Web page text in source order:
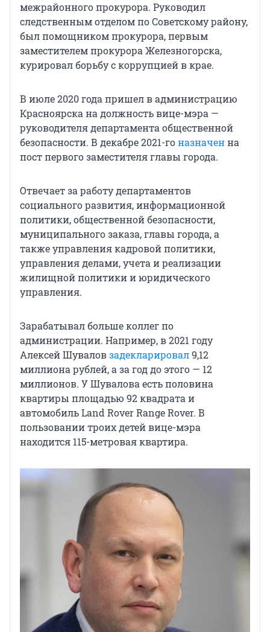
межрайонного прокурора. Руководил
следственным отделом по Советскому району,
был помощником прокурора, первым
заместителем прокурора Железногорска,
курировал борьбу с коррупцией в крае.
В июле 2020 года пришел в администрацию
Красноярска на должность вице-мэра —
руководителя департамента общественной
безопасности. В декабре 2021-гоназначенна
пост первого заместителя главы города.
Отвечает за работу департаментов
социального развития, информационной
политики, общественной безопасности,
муниципального заказа, главы города, а
также управления кадровой политики,
управления делами, учета и реализации
жилищной политики и юридического
управления.
Зарабатывал больше коллег по
администрации. Например, в 2021 году
Алексей Шуваловзадекларировал9,12
миллиона рублей, а за год до этого — 12
миллионов. У Шувалова есть половина
квартиры площадью 92 квадрата и
автомобиль Land Rover Range Rover. В
пользовании троих детей вице-мэра
находится 115-метровая квартира.